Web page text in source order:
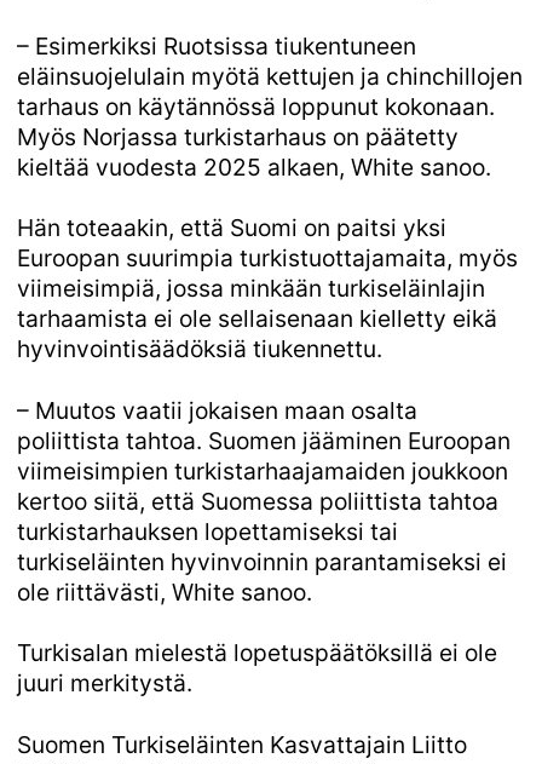
– Esimerkiksi Ruotsissa tiukentuneen
eläinsuojelulain myötä kettujen ja chinchillojen
tarhaus on käytännössä loppunut kokonaan.
Myös Norjassa turkistarhaus on päätetty
kieltää vuodesta 2025 alkaen, White sanoo.
Hän toteaakin, että Suomi on paitsi yksi
Euroopan suurimpia turkistuottajamaita, myös
viimeisimpiä, jossa minkään turkiseläinlajin
tarhaamista ei ole sellaisenaan kielletty eikä
hyvinvointisäädöksiä tiukennettu.
– Muutos vaatii jokaisen maan osalta
poliittista tahtoa. Suomen jääminen Euroopan
viimeisimpien turkistarhaajamaiden joukkoon
kertoo siitä, että Suomessa poliittista tahtoa
turkistarhauksen lopettamiseksi tai
turkiseläinten hyvinvoinnin parantamiseksi ei
ole riittävästi, White sanoo.
Turkisalan mielestä lopetuspäätöksillä ei ole
juuri merkitystä.
Suomen Turkiseläinten Kasvattajain Liitto